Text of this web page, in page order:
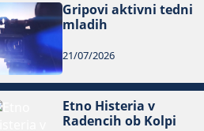
Gripovi aktivni tedni
mladih
21/07/2026
Etno Histeria v
Radencih ob Kolpi